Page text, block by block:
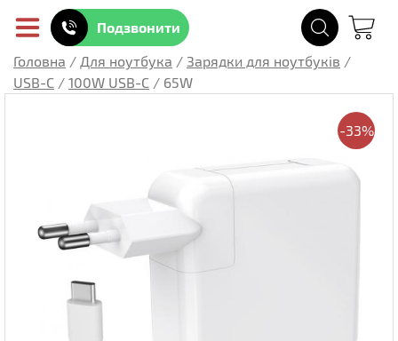
Подзвонити
Головна / Для ноутбука / Зарядки для ноутбуків /
USB-C / 100W USB-C / 65W
-33%